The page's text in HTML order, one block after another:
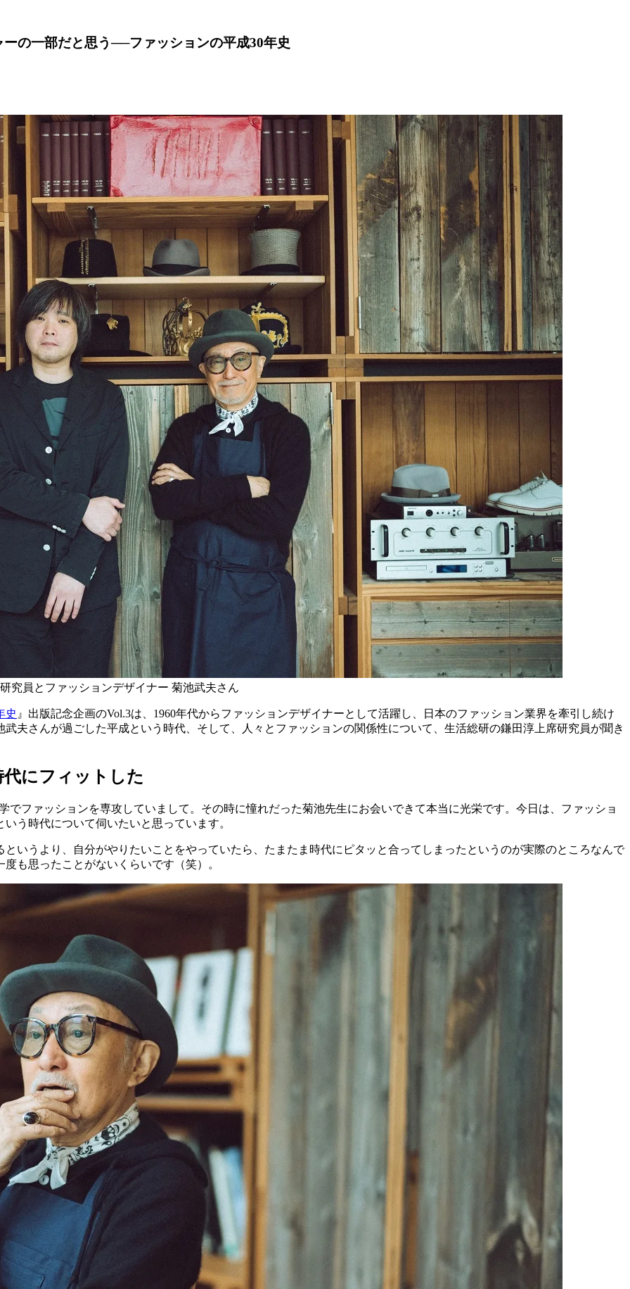
の一部だと思う──ファッションの平成30年史
員とファッションデザイナー 菊池武夫さん
史 』出版記念企画のVol.3は、1960年代からファッションデザイナーとして活躍し、日本のファッション業界を牽引し続け
夫さんが過ごした平成という時代、そして、人々とファッションの関係性について、生活総研の鎌田淳上席研究員が聞き
にフィットした
ファッションを専攻していまして。その時に憧れだった菊池先生にお会いできて本当に光栄です。今日は、ファッショ
う時代について伺いたいと思っています。
いうより、自分がやりたいことをやっていたら、たまたま時代にピタッと合ってしまったというのが実際のところなんで
も思ったことがないくらいです（笑）。